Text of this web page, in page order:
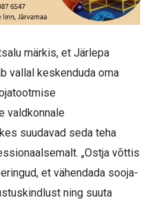
märkis, et Järlepa
vallal keskenduda oma
valdkonnale
suudavad seda teha
„Ostja võttis
et vähendada sooja­
ning suuta